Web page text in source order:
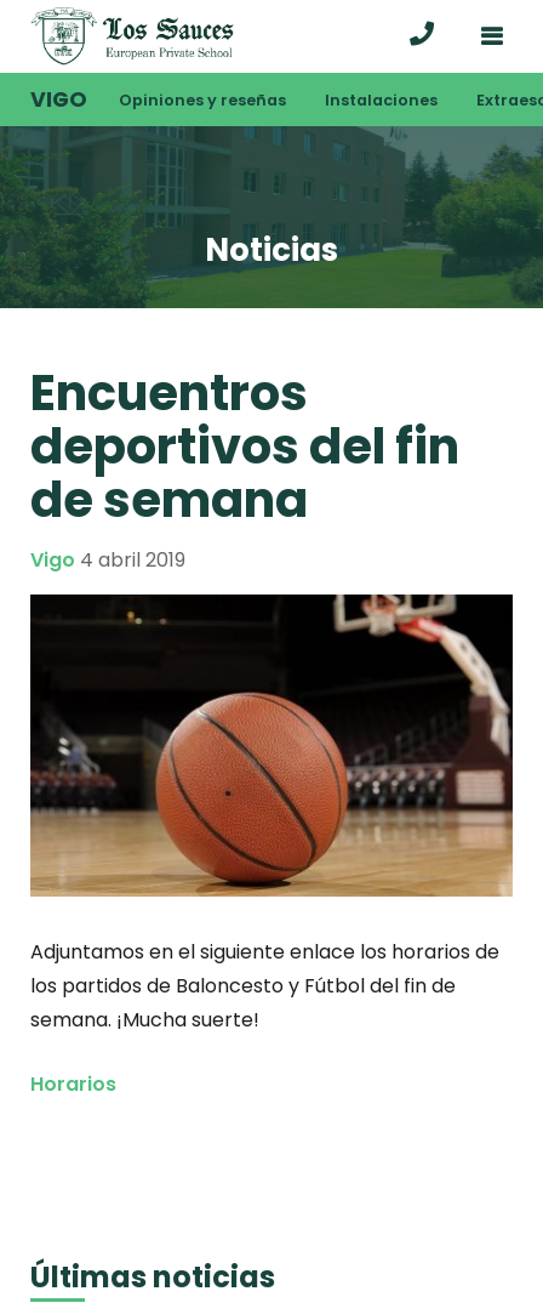
VIGO Opiniones y reseñas Instalaciones
Noticias
Encuentros
deportivos del fin
de semana
Vigo 4 abril 2019
Adjuntamos en el siguiente enlace los horarios de
los partidos de Baloncesto y Fútbol del fin de
semana. ¡Mucha suerte!
Horarios
Últimas noticias